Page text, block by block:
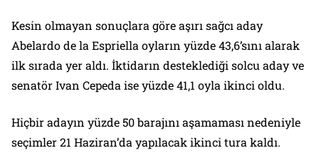
Kesin olmayan sonuçlara göre aşırı sağcı aday
Abelardo de la Espriella oyların yüzde 43,6’sını alarak
ilk sırada yer aldı. İktidarın desteklediği solcu aday ve
senatör Ivan Cepeda ise yüzde 41,1 oyla ikinci oldu.
Hiçbir adayın yüzde 50 barajını aşamaması nedeniyle
seçimler 21 Haziran’da yapılacak ikinci tura kaldı.